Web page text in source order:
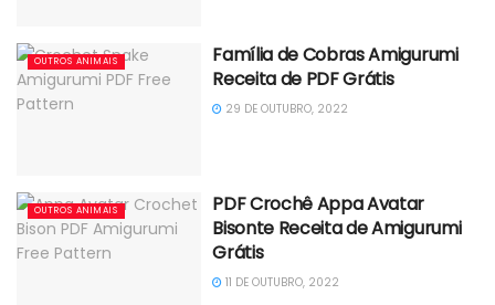
OUTROS ANIMAIS
Família de Cobras Amigurumi
Receita de PDF Grátis
29 DE OUTUBRO, 2022
OUTROS ANIMAIS
PDF Crochê Appa Avatar
Bisonte Receita de Amigurumi
Grátis
11 DE OUTUBRO, 2022